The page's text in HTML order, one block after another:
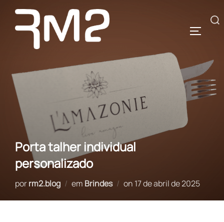
Pular
conteúdo
Pesquisar
Porta talher individual
personalizado
porrm2.blog em Brindes on Postado
17 de abril de 2025